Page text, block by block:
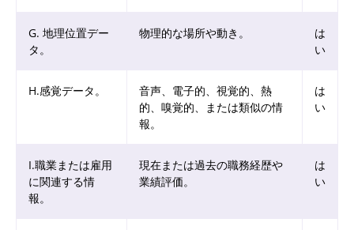
G. 地理位置デー
タ。
物理的な場所や動き。
は
い
H.感覚データ。
音声、電子的、視覚的、熱
的、嗅覚的、または類似の情
報。
は
い
I.職業または雇用
に関連する情
報。
現在または過去の職務経歴や
業績評価。
は
い